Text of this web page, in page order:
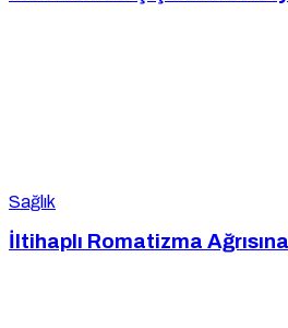
Sağlık
İltihaplı Romatizma